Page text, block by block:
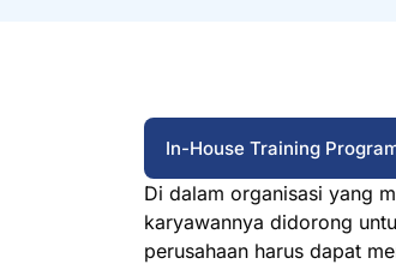
In-House Training
Di dalam organisasi yang
karyawannya didorong
perusahaan harus dapat